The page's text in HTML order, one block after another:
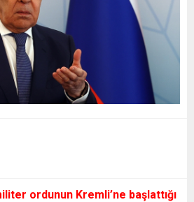
ordunun Kremli’ne başlattığı